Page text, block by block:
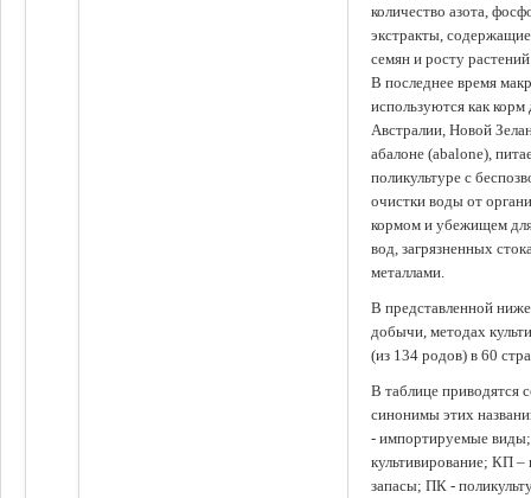
количество азота,
экстракты,
семян и росту
В последнее время
используются как
Австралии, Новой
абалоне (abalone),
поликультуре с
очистки воды от
кормом и убежищем
вод, загрязненных
металлами.
В представленной
добычи, методах
(из 134 родов) в 60
В таблице приводятся
синонимы этих
- импортируемые
культивирование; КП
запасы; ПК -